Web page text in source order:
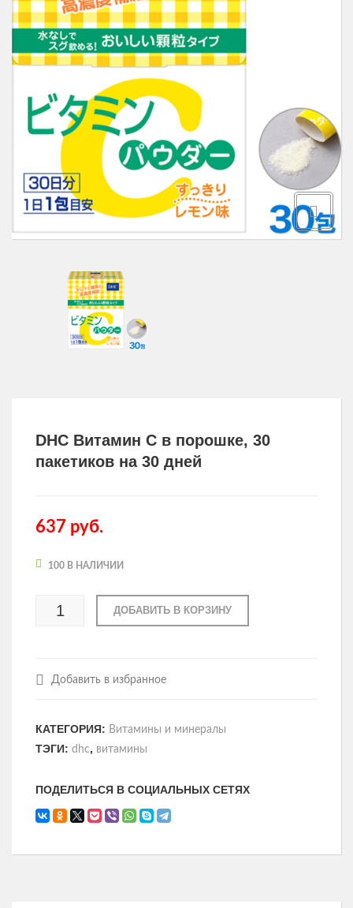
Уход за волосами
Уход за полостью рта
Уход за телом
Уход за лицом
Защита от насекомых
Товары для дома
Одежда и аксессуары для здоровья
Товары для мужчин
DHC Витамин С в порошке, 30
пакетиков на 30 дней
637 руб.
100 В НАЛИЧИИ
ДОБАВИТЬ В КОРЗИНУ
Добавить в избранное
КАТЕГОРИЯ: Витамины и минералы
ТЭГИ: dhc, витамины
ПОДЕЛИТЬСЯ В СОЦИАЛЬНЫХ СЕТЯХ